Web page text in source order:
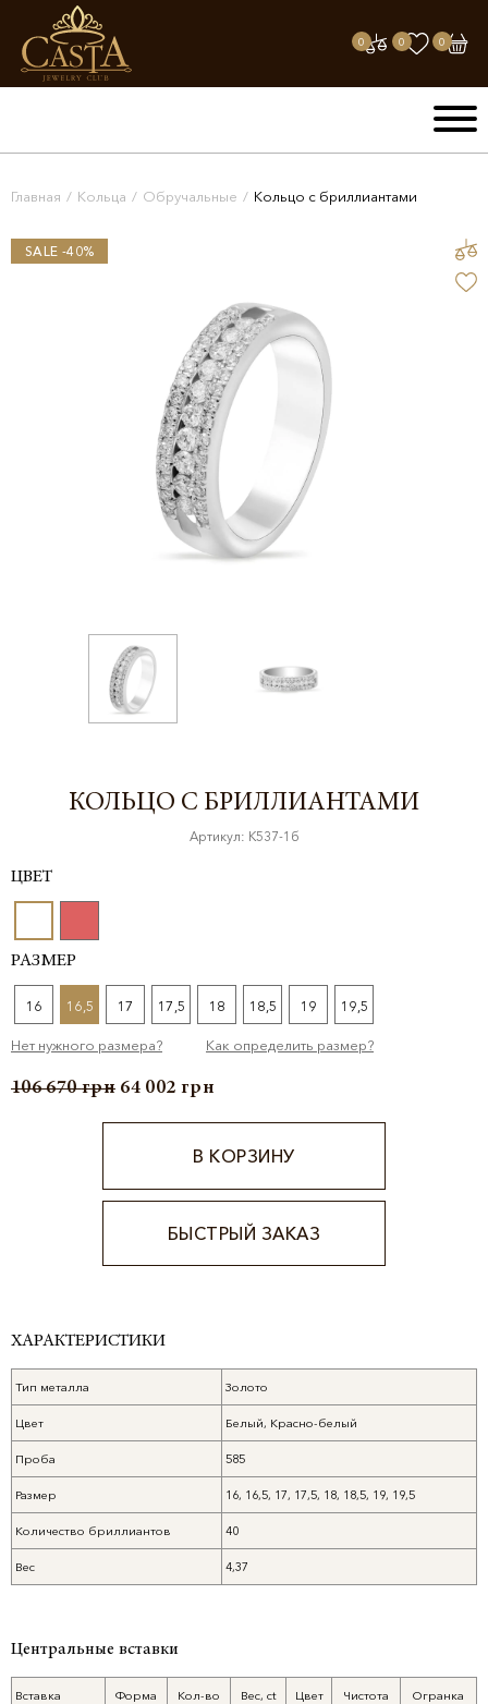
0 0 0
Главная / Кольца / Обручальные / Кольцо с бриллиантами
SALE -40%
КОЛЬЦО С БРИЛЛИАНТАМИ
Артикул: К537-1б
ЦВЕТ
РАЗМЕР
16 16,5 17 17,5 18 18,5 19 19,5
Нет нужного размера? Как определить размер?
106 670грн 64 002 грн
В КОРЗИНУ
БЫСТРЫЙ ЗАКАЗ
ХАРАКТЕРИСТИКИ
Тип металла Золото
Цвет Белый, Красно-белый
Проба 585
Размер 16, 16,5, 17, 17,5, 18, 18,5, 19, 19,5
Количество бриллиантов 40
Вес 4,37
Центральные вставки
Вставка Форма Кол-во Вес, ct Цвет Чистота Огранка